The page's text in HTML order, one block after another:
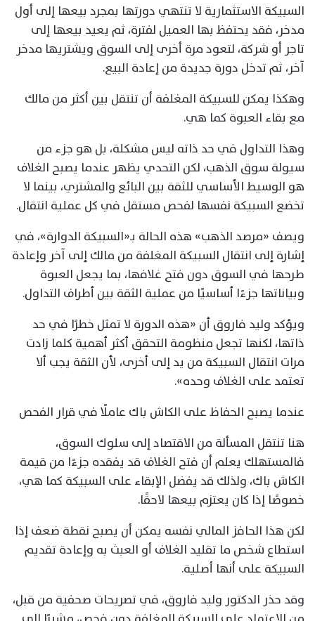
السبيكة الاستثمارية لا تنتهي دورتها بمجرد بيعها إلى أول
مدخر، فقد يحتفظ بها العميل لفترة، ثم يعيد بيعها إلى
تاجر أو شركة، لتعود مرة أخرى إلى السوق ويشتريها مدخر
آخر، ثم تدخل دورة جديدة من إعادة البيع.
وهكذا يمكن للسبيكة المغلفة أن تنتقل بين أكثر من مالك
مع بقاء العبوة كما هي.
وهذا التداول في حد ذاته ليس مشكلة، بل هو جزء من
سيولة سوق الذهب، لكن التحدي يظهر عندما يصبح الغلاف
هو الوسيط الأساسي للثقة بين البائع والمشتري، بينما لا
تخضع السبيكة نفسها لفحص مستقل في كل عملية انتقال.
ويصف «مرصد الذهب» هذه الحالة بـ«السبيكة الدوارة»، في
إشارة إلى انتقال السبيكة المغلفة من مالك إلى آخر وإعادة
طرحها في السوق دون فتح غلافها، بما يجعل العبوة
وبياناتها جزءًا أساسيًا من عملية الثقة بين أطراف التداول.
ويؤكد وليد فاروق أن «هذه الدورة لا تمثل خطرًا في حد
ذاتها، لكنها تجعل منظومة التحقق أكثر أهمية كلما زادت
مرات انتقال السبيكة من يد إلى أخرى، لأن الثقة يجب ألا
تعتمد على الغلاف وحده».
عندما يصبح الحفاظ على الكاش باك عاملًا في قرار الفحص
هنا تنتقل المسألة من الاقتصاد إلى سلوك السوق،
فالمستهلك يعلم أن فتح الغلاف قد يفقده جزءًا من قيمة
الكاش باك، ولذلك قد يفضل الإبقاء على السبيكة كما هي،
خصوصًا إذا كان يعتزم بيعها لاحقًا.
لكن هذا الحافز المالي نفسه يمكن أن يصبح نقطة ضعف إذا
استطاع شخص ما تقليد الغلاف أو العبث به وإعادة تقديم
السبيكة على أنها أصلية.
وقد حذر الدكتور وليد فاروق، في تصريحات صحفية من قبل،